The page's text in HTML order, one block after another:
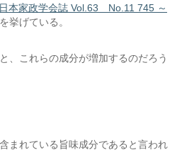
本家政学会誌 Vol.63 No.11 745 ～
を挙げている。
、これらの成分が増加するのだろう
まれている旨味成分であると言われ